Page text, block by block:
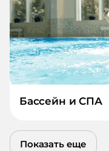
Бассейн и СПА
Показать еще